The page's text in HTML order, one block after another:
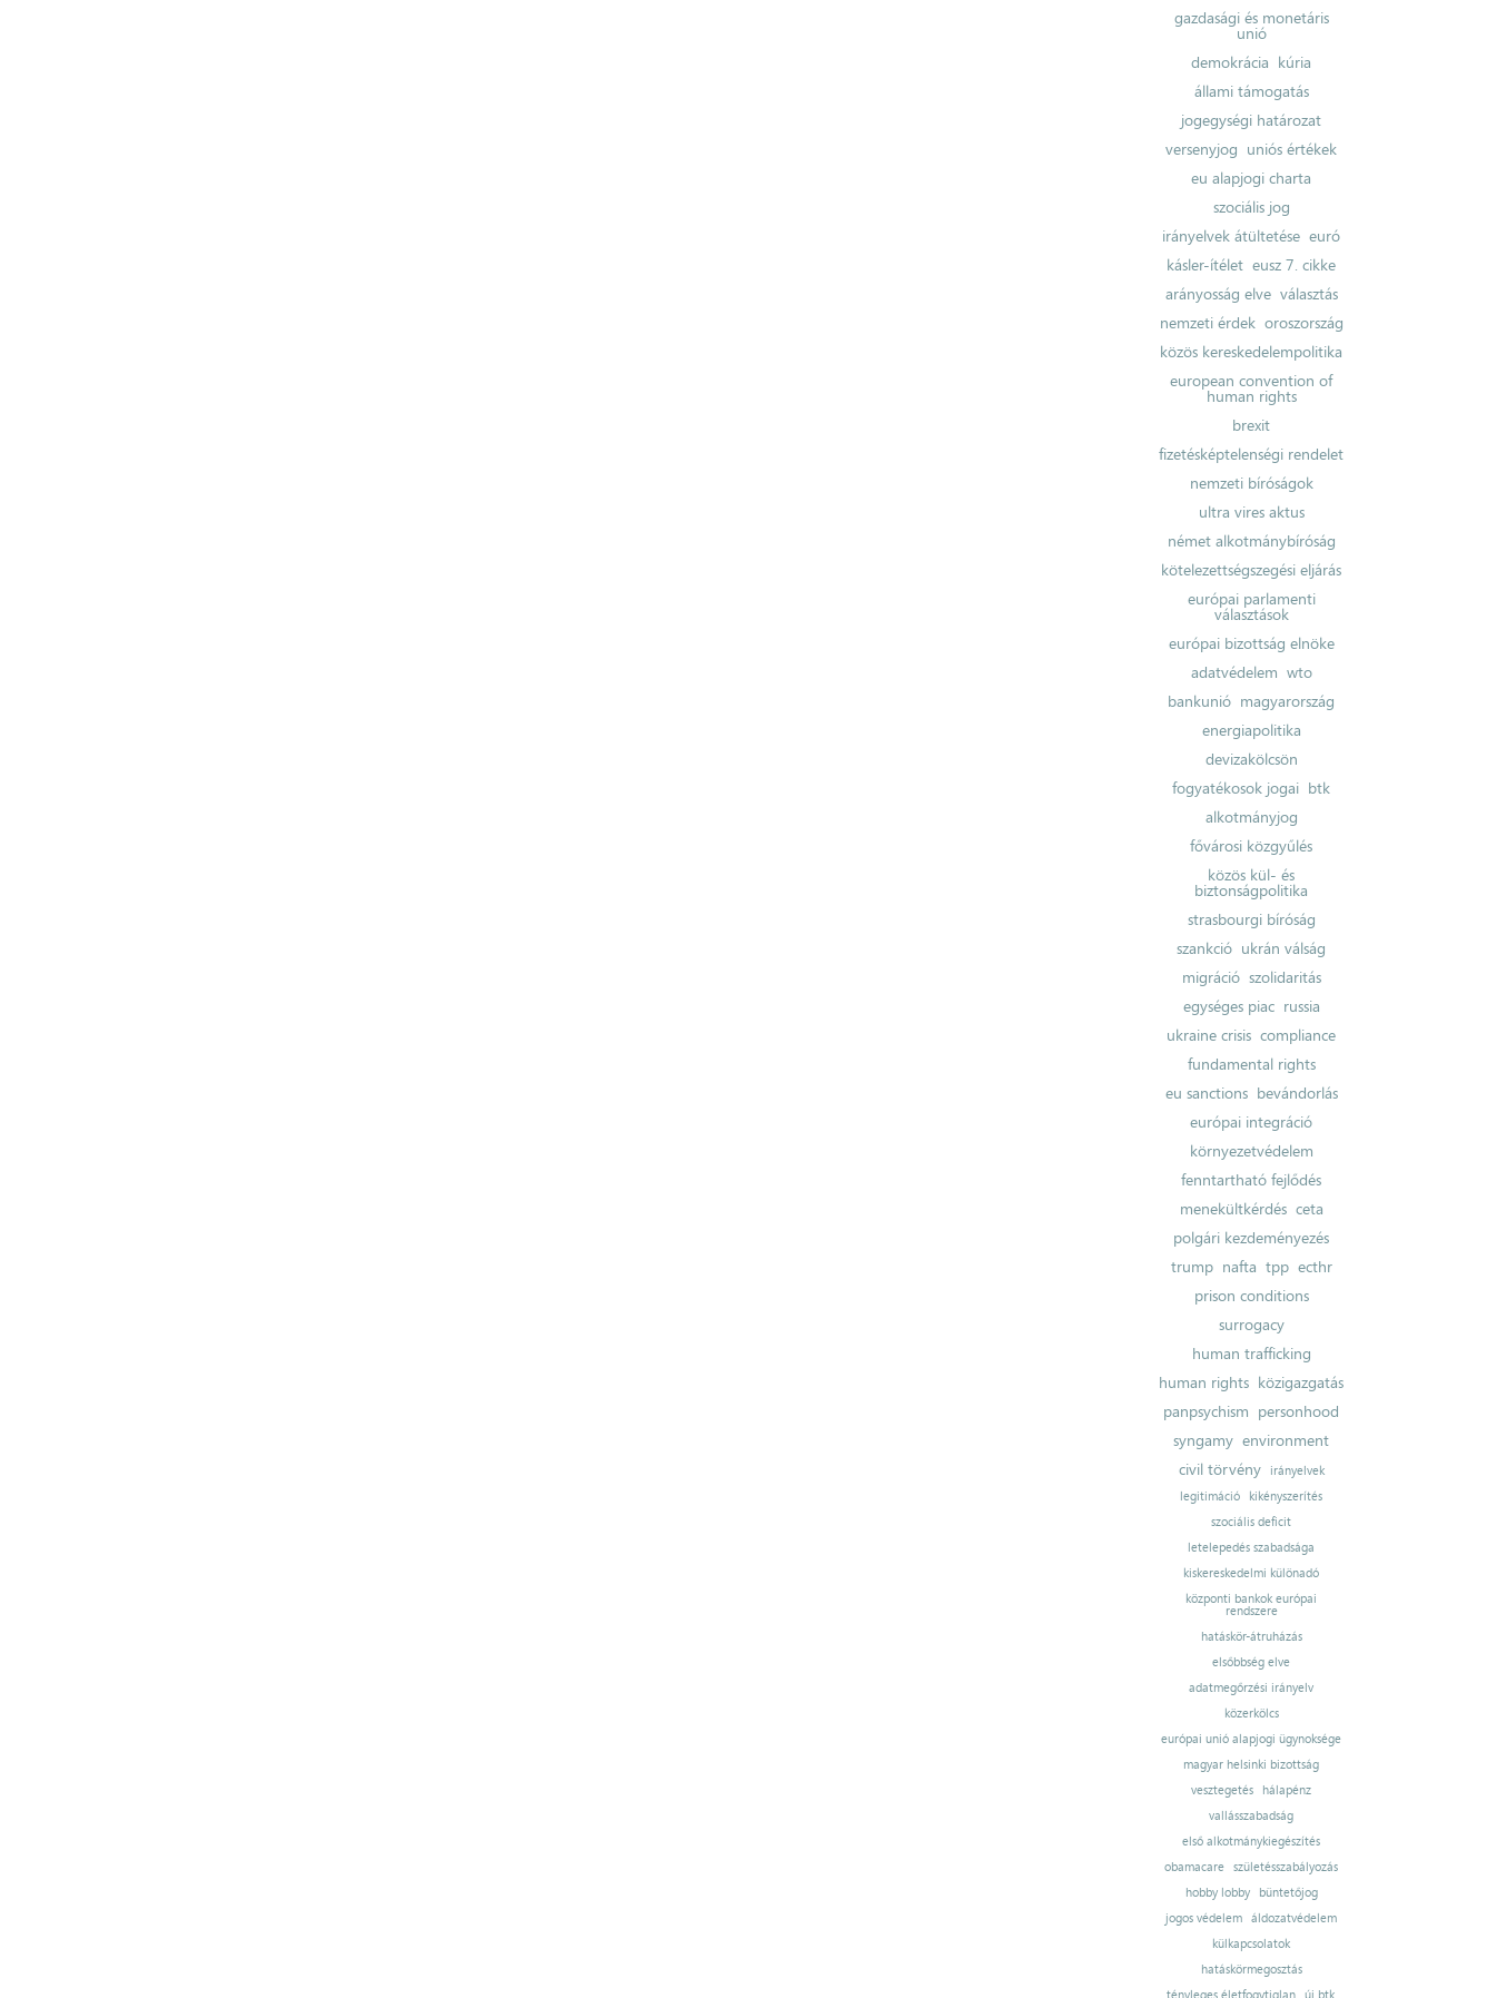
gazdasági és monetáris
unió
demokrácia kúria
állami támogatás
jogegységi határozat
versenyjog uniós értékek
eu alapjogi charta
szociális jog
irányelvek átültetése euró
kásler-ítélet eusz 7. cikke
arányosság elve választás
nemzeti érdek oroszország
közös kereskedelempolitika
european convention of
human rights
brexit
fizetésképtelenségi rendelet
nemzeti bíróságok
ultra vires aktus
német alkotmánybíróság
kötelezettségszegési eljárás
európai parlamenti
választások
európai bizottság elnöke
adatvédelem wto
bankunió magyarország
energiapolitika
devizakölcsön
fogyatékosok jogai btk
alkotmányjog
fővárosi közgyűlés
közös kül- és
biztonságpolitika
strasbourgi bíróság
szankció ukrán válság
migráció szolidaritás
egységes piac russia
ukraine crisis compliance
fundamental rights
eu sanctions bevándorlás
európai integráció
környezetvédelem
fenntartható fejlődés
menekültkérdés ceta
polgári kezdeményezés
trump nafta tpp ecthr
prison conditions
surrogacy
human trafficking
human rights közigazgatás
panpsychism personhood
syngamy environment
civil törvény
irányelvek
legitimáció
kikényszerítés
szociális deficit
letelepedés szabadsága
kiskereskedelmi különadó
központi bankok európai
rendszere
hatáskör-átruházás
elsőbbség elve
adatmegőrzési irányelv
közerkölcs
európai unió alapjogi ügynoksége
magyar helsinki bizottság
vesztegetés
hálapénz
vallásszabadság
első alkotmánykiegészítés
obamacare
születésszabályozás
hobby lobby
büntetőjog
jogos védelem
áldozatvédelem
külkapcsolatok
hatáskörmegosztás
tényleges életfogytiglan új btk.